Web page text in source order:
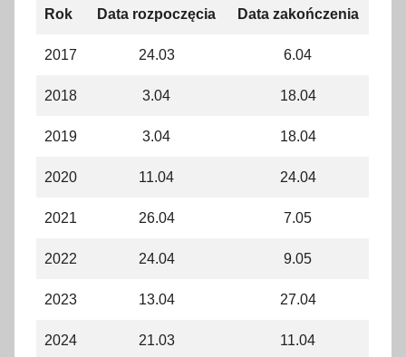
Rok Data rozpoczęcia Data zakończenia
2017 24.03 6.04
2018 3.04 18.04
2019 3.04 18.04
2020 11.04 24.04
2021 26.04 7.05
2022 24.04 9.05
2023 13.04 27.04
2024 21.03 11.04